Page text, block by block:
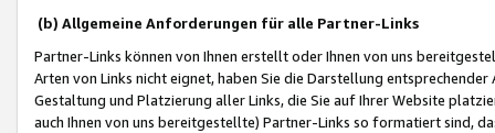
(b) Allgemeine Anforderungen für alle Partner-Links
Partner-Links können von Ihnen erstellt oder Ihnen von uns
Arten von Links nicht eignet, haben Sie die Darstellung
Gestaltung und Platzierung aller Links, die Sie auf Ihrer Website
auch Ihnen von uns bereitgestellte) Partner-Links so formatiert sind,